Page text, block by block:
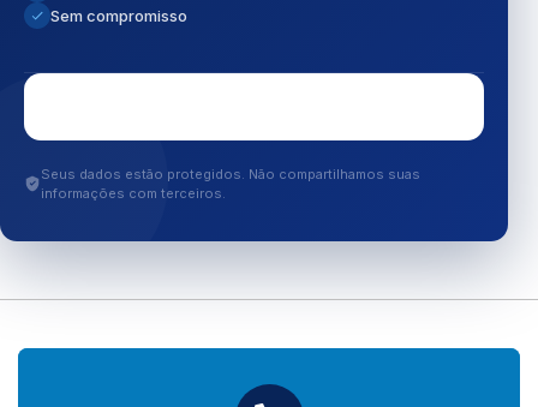
Sem compromisso
Seus dados estão protegidos. Não compartilhamos suas
informações com terceiros.